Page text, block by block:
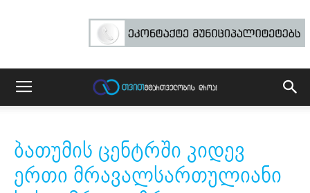
ბათუმის ცენტრში კიდევ
ერთი მრავალსართულიანი